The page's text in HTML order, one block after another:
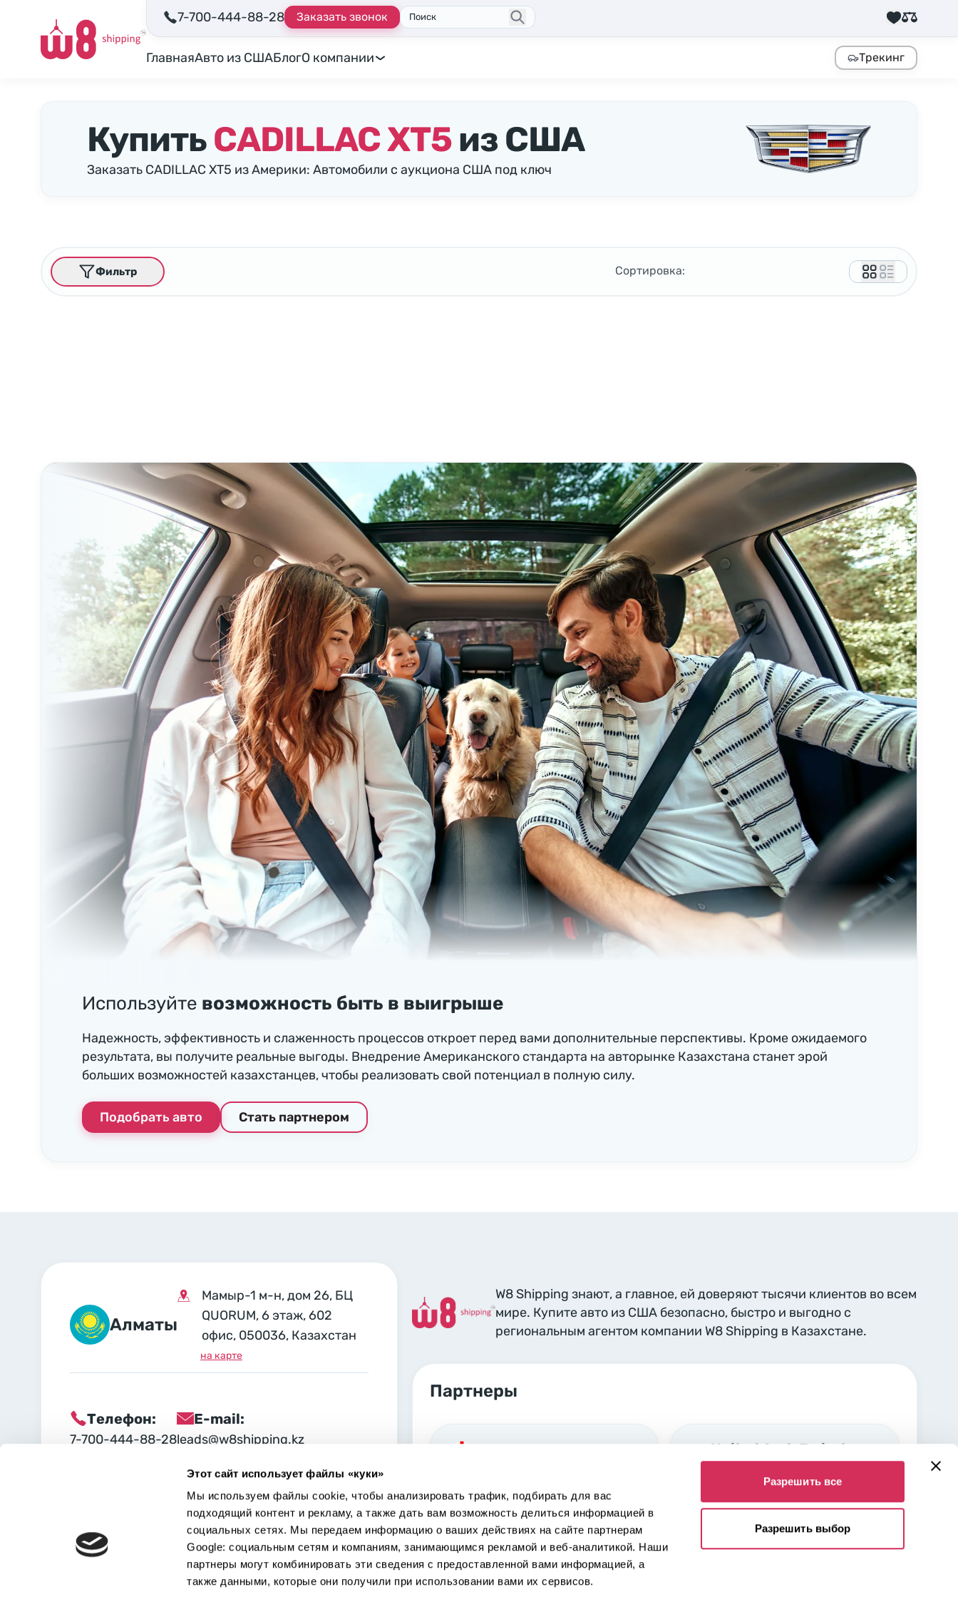
Этот сайт использует файлы «куки»
Мы используем файлы cookie, чтобы анализировать трафик, подбирать для вас
подходящий контент и рекламу, а также дать вам возможность делиться информацией в
социальных сетях. Мы передаем информацию о ваших действиях на сайте партнерам
Google: социальным сетям и компаниям, занимающимся рекламой и веб-аналитикой. Наши
партнеры могут комбинировать эти сведения с предоставленной вами информацией, а
также данными, которые они получили при использовании вами их сервисов.
Разрешить все
Разрешить выбор
7-700-444-88-28 Заказать звонок Поиск
ГлавнаяАвто из СШАБлогО компании Трекинг
КупитьCADILLAC XT5из США
Заказать CADILLAC XT5 из Америки: Автомобили с аукциона США под ключ
Сортировка:
Фильтр
Используйте возможность быть в выигрыше
Надежность, эффективность и слаженность процессов откроет перед вами дополнительные перспективы. Кроме ожидаемого
результата, вы получите реальные выгоды. Внедрение Американского стандарта на авторынке Казахстана станет эрой
больших возможностей казахстанцев, чтобы реализовать свой потенциал в полную силу.
Подобрать авто Стать партнером
Алматы
Мамыр-1 м-н, дом 26, БЦ
QUORUM, 6 этаж, 602
офис, 050036, Казахстан
на карте
Телефон:
7-700-444-88-28
E-mail:
leads@w8shipping.kz
Социальные сети:
W8 Shipping знают, а главное, ей доверяют тысячи клиентов во всем
мире. Купите авто из США безопасно, быстро и выгодно с
региональным агентом компании W8 Shipping в Казахстане.
Партнеры
United Arab Emirates,
Industrial area Nr. 5 Sharjah,
00000
USA, Los Angeles